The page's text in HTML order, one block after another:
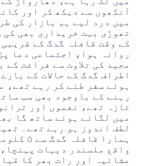
آنکھوں سے دیکھ کر اور
میں درد لیے ہم بازار کی
تھوڑی بہت خریداری بھی
کے وقت قافلہ گدگ کے
روانہ ہوا، اجتماعی دعا
مجید کی تلاوت سے فراغت کے
اطراف گدگ کے حالات کے
ہوئے سفر طئے کر رہے تھے،
رہنے کے باوجود بھی سب
تازہ تھے، نغموں اور
میں لگائے ہوئے ساتھ گا
ہمارا
واقع ملسندر دیہات
عشائیہ اور رات بھر کا